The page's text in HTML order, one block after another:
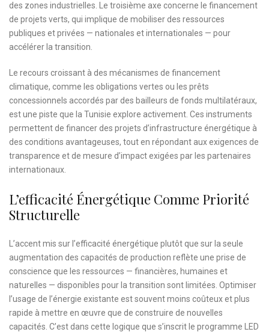
des zones industrielles. Le troisième axe concerne le financement
de projets verts, qui implique de mobiliser des ressources
publiques et privées — nationales et internationales — pour
accélérer la transition.
Le recours croissant à des mécanismes de financement
climatique, comme les obligations vertes ou les prêts
concessionnels accordés par des bailleurs de fonds multilatéraux,
est une piste que la Tunisie explore activement. Ces instruments
permettent de financer des projets d’infrastructure énergétique à
des conditions avantageuses, tout en répondant aux exigences de
transparence et de mesure d’impact exigées par les partenaires
internationaux.
L’efficacité Énergétique Comme Priorité
Structurelle
L’accent mis sur l’efficacité énergétique plutôt que sur la seule
augmentation des capacités de production reflète une prise de
conscience que les ressources — financières, humaines et
naturelles — disponibles pour la transition sont limitées. Optimiser
l’usage de l’énergie existante est souvent moins coûteux et plus
rapide à mettre en œuvre que de construire de nouvelles
capacités. C’est dans cette logique que s’inscrit le programme LED